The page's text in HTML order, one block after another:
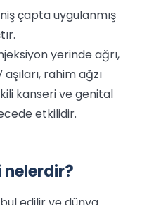
çapta uygulanmış
yerinde ağrı,
rahim ağzı
kanseri ve genital
etkilidir.
nelerdir?